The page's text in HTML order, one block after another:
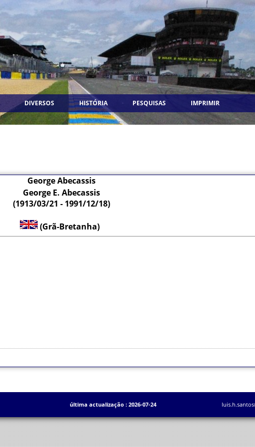
DIVERSOS HISTÓRIA PESQUISAS IMPRIMIR
George Abecassis
George E. Abecassis
(1913/03/21 - 1991/12/18)
(Grã-Bretanha)
última actualização : 2026-07-24